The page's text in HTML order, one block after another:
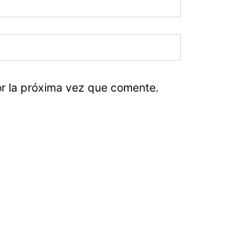
la próxima vez que comente.